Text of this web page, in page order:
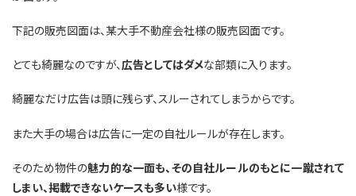
下記の販売図面は、某大手不動産会社様の販売図面です。
とても綺麗なのですが、広告としてはダメな部類に入ります。
綺麗なだけ広告は頭に残らず、スルーされてしまうからです。
また大手の場合は広告に一定の自社ルールが存在します。
そのため物件の魅力的な一面も、その自社ルールのもとに一蹴されて
しまい、掲載できないケースも多い様です。